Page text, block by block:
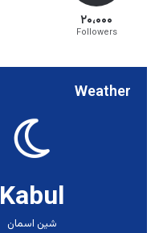
۲۰،۰۰۰
Followers
Weather
Kabul
شین اسمان